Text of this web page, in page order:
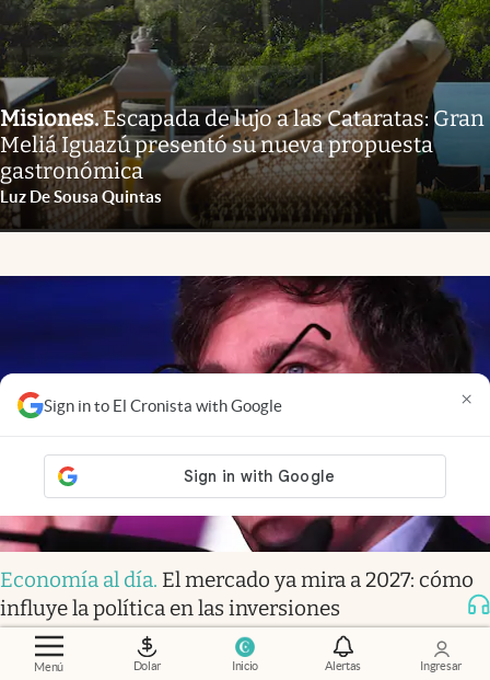
Menú Dolar Inicio Alertas Ingresar
Sign in to El Cronista with Google ×
Misiones.Escapada de lujo a las Cataratas: Gran
Meliá Iguazú presentó su nueva propuesta
gastronómica
Luz De Sousa Quintas
Economía al día. El mercado ya mira a 2027: cómo
influye la política en las inversiones